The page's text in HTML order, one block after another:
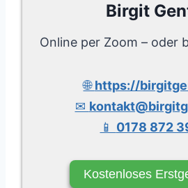
Birgit
Online per Zoom – oder
🌐https://
✉
📱 0178 872
Kostenloses